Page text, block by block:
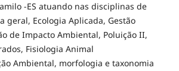
-ES atuando nas disciplinas de
geral, Ecologia Aplicada, Gestão
de Impacto Ambiental, Poluição II,
Fisiologia Animal
Ambiental, morfologia e taxonomia